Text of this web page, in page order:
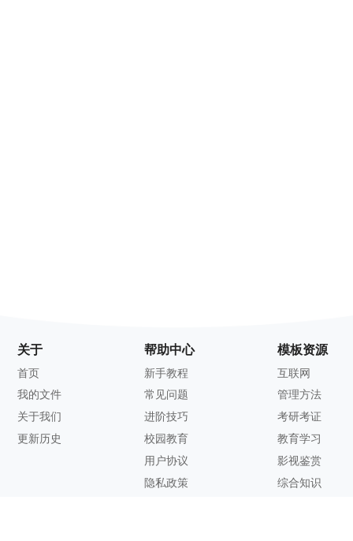
关于
首页
我的文件
关于我们
更新历史
帮助中心
新手教程
常见问题
进阶技巧
校园教育
用户协议
隐私政策
模板资源
互联网
管理方法
考研考证
教育学习
影视鉴赏
综合知识